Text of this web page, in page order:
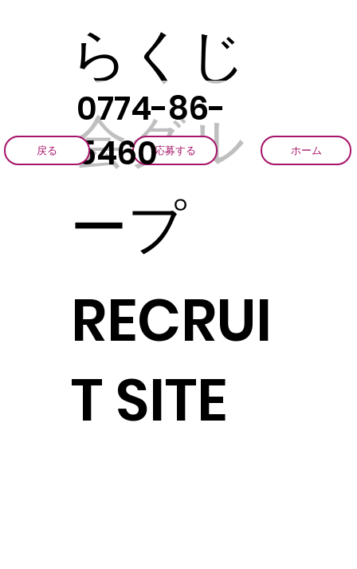
らくじ
会グル
ープ
RECRUI
T SITE
応募する
0774-86-
5460
ホーム
戻る